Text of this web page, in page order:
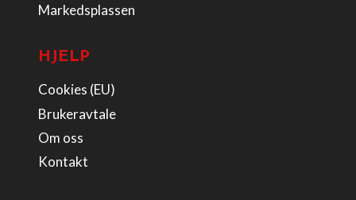
Markedsplassen
HJELP
Cookies (EU)
Brukeravtale
Om oss
Kontakt